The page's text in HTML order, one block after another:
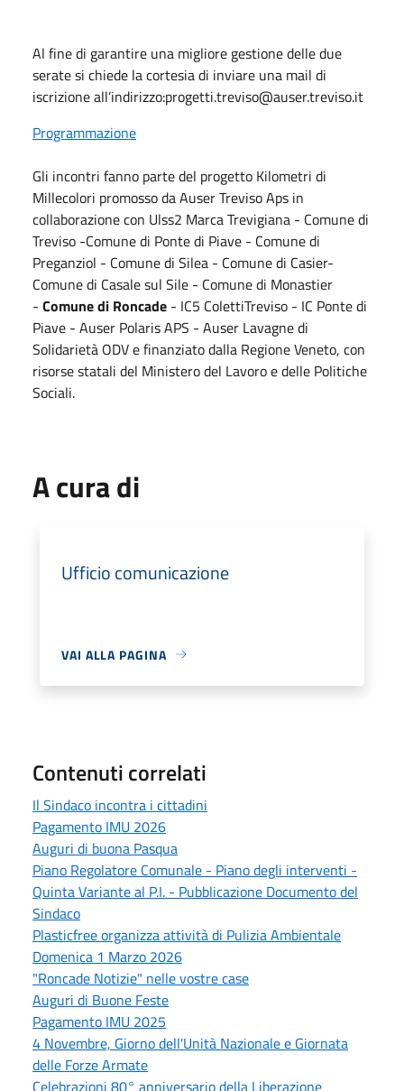
Al fine di garantire una migliore gestione delle due
serate si chiede la cortesia di inviare una mail di
iscrizione all’indirizzo:progetti.treviso@auser.treviso.it
Programmazione
Gli incontri fanno parte del progetto Kilometri di
Millecolori promosso da Auser Treviso Aps in
collaborazione con Ulss2 Marca Trevigiana - Comune di
Treviso -Comune di Ponte di Piave - Comune di
Preganziol - Comune di Silea - Comune di Casier-
Comune di Casale sul Sile - Comune di Monastier
- Comune di Roncade - IC5 ColettiTreviso - IC Ponte di
Piave - Auser Polaris APS - Auser Lavagne di
Solidarietà ODV e finanziato dalla Regione Veneto, con
risorse statali del Ministero del Lavoro e delle Politiche
Sociali.
A cura di
Ufficio comunicazione
VAI ALLA PAGINA
Contenuti correlati
Il Sindaco incontra i cittadini
Pagamento IMU 2026
Auguri di buona Pasqua
Piano Regolatore Comunale - Piano degli interventi -
Quinta Variante al P.I. - Pubblicazione Documento del
Sindaco
Plasticfree organizza attività di Pulizia Ambientale
Domenica 1 Marzo 2026
"Roncade Notizie" nelle vostre case
Auguri di Buone Feste
Pagamento IMU 2025
4 Novembre, Giorno dell'Unità Nazionale e Giornata
delle Forze Armate
Celebrazioni 80° anniversario della Liberazione